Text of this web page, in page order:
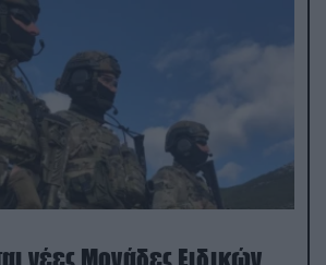
νέες Μονάδες Ειδικών